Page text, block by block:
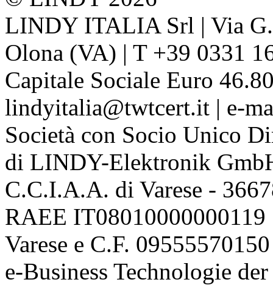
LINDY ITALIA Srl | Via
Olona (VA) | T +39 0331
Capitale Sociale Euro
lindyitalia@twtcert.it | e-
Società con Socio Unico
di LINDY-Elektronik
C.C.I.A.A. di Varese -
RAEE
Varese e C.F. 09555570150
e-Business Technologie